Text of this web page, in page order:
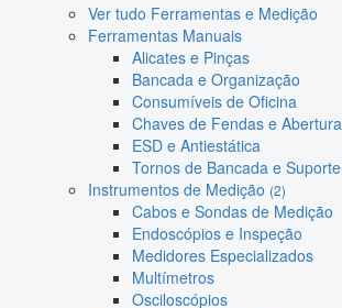
Ver tudo Ferramentas e Medição
Ferramentas Manuais
Alicates e Pinças
Bancada e Organização
Consumíveis de Oficina
Chaves de Fendas e Abertura
ESD e Antiestática
Tornos de Bancada e Suporte
Instrumentos de Medição (2)
Cabos e Sondas de Medição
Endoscópios e Inspeção
Medidores Especializados
Multímetros
Osciloscópios